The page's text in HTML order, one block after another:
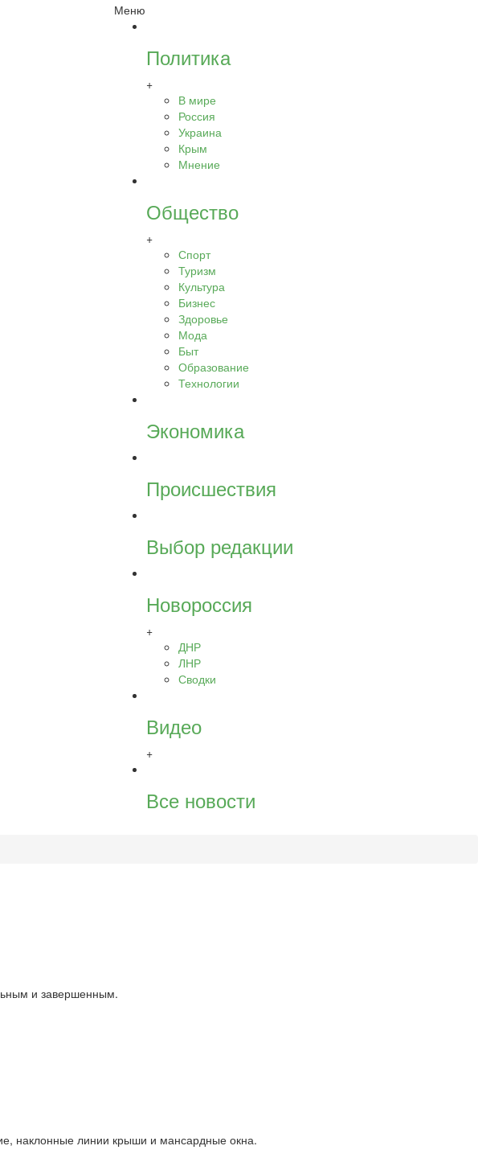
Меню
Политика
+
В мире
Россия
Украина
Крым
Мнение
Общество
+
Спорт
Туризм
Культура
Бизнес
Здоровье
Мода
Быт
Образование
Технологии
Экономика
Происшествия
Выбор редакции
Новороссия
+
ДНР
ЛНР
Сводки
Видео
+
Все новости
и завершенным.
наклонные линии крыши и мансардные окна.